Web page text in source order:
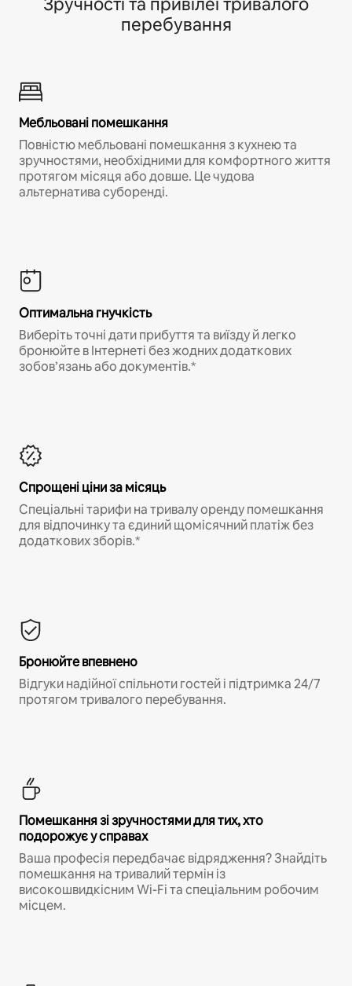
перебування
Мебльовані помешкання
Повністю мебльовані помешкання з кухнею та
зручностями, необхідними для комфортного життя
протягом місяця або довше. Це чудова
альтернатива суборенді.
Оптимальна гнучкість
Виберіть точні дати прибуття та виїзду й легко
бронюйте в Інтернеті без жодних додаткових
зобов’язань або документів.*
Спрощені ціни за місяць
Спеціальні тарифи на тривалу оренду помешкання
для відпочинку та єдиний щомісячний платіж без
додаткових зборів.*
Бронюйте впевнено
Відгуки надійної спільноти гостей і підтримка 24/7
протягом тривалого перебування.
Помешкання зі зручностями для тих, хто
подорожує у справах
Ваша професія передбачає відрядження? Знайдіть
помешкання на тривалий термін із
високошвидкісним Wi-Fi та спеціальним робочим
місцем.